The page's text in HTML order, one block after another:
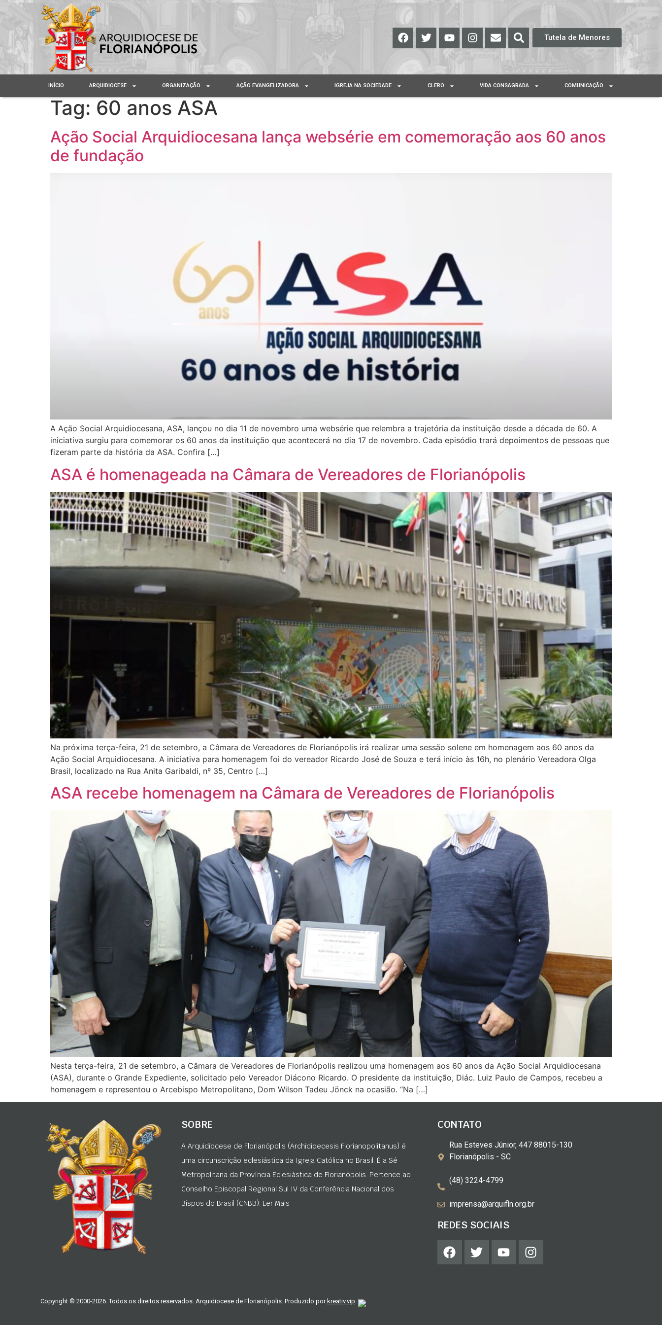
Tutela de Menores
INÍCIO ARQUIDIOCESE ORGANIZAÇÃO AÇÃO EVANGELIZADORA IGREJA NA SOCIEDADE CLERO VIDA CONSAGRADA COMUNICAÇÃO
Tag: 60 anos ASA
Ação Social Arquidiocesana lança websérie em comemoração aos 60 anos
de fundação
A Ação Social Arquidiocesana, ASA, lançou no dia 11 de novembro uma websérie que relembra a trajetória da instituição desde a década de 60. A
iniciativa surgiu para comemorar os 60 anos da instituição que acontecerá no dia 17 de novembro. Cada episódio trará depoimentos de pessoas que
fizeram parte da história da ASA. Confira […]
ASA é homenageada na Câmara de Vereadores de Florianópolis
Na próxima terça-feira, 21 de setembro, a Câmara de Vereadores de Florianópolis irá realizar uma sessão solene em homenagem aos 60 anos da
Ação Social Arquidiocesana. A iniciativa para homenagem foi do vereador Ricardo José de Souza e terá início às 16h, no plenário Vereadora Olga
Brasil, localizado na Rua Anita Garibaldi, nº 35, Centro […]
ASA recebe homenagem na Câmara de Vereadores de Florianópolis
Nesta terça-feira, 21 de setembro, a Câmara de Vereadores de Florianópolis realizou uma homenagem aos 60 anos da Ação Social Arquidiocesana
(ASA), durante o Grande Expediente, solicitado pelo Vereador Diácono Ricardo. O presidente da instituição, Diác. Luiz Paulo de Campos, recebeu a
homenagem e representou o Arcebispo Metropolitano, Dom Wilson Tadeu Jönck na ocasião. “Na […]
SOBRE
A Arquidiocese de Florianópolis (Archidioecesis Florianopolitanus) é
uma circunscrição eclesiástica da Igreja Católica no Brasil. É a Sé
Metropolitana da Província Eclesiástica de Florianópolis. Pertence ao
Conselho Episcopal Regional Sul IV da Conferência Nacional dos
Bispos do Brasil (CNBB). Ler Mais
CONTATO
Rua Esteves Júnior, 447 88015-130
Florianópolis - SC
(48) 3224-4799
imprensa@arquifln.org.br
REDES SOCIAIS
Copyright © 2000-2026. Todos os direitos reservados. Arquidiocese de Florianópolis. Produzido por kreativ.vip.